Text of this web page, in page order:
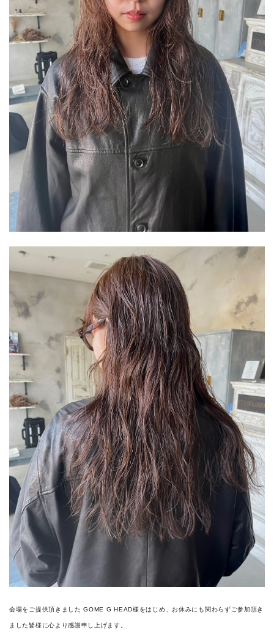
会場をご提供頂きました GOME G HEAD様をはじめ、お休みにも関わらずご参加頂き
ました皆様に心より感謝申し上げます。